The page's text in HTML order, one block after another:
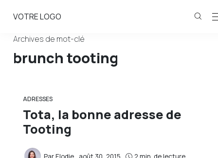
VOTRE LOGO
Archives de mot-clé
brunch tooting
ADRESSES
Tota, la bonne adresse de
Tooting